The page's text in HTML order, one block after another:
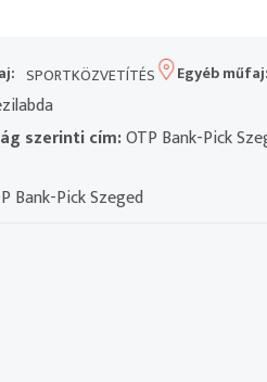
SPORTKÖZVETÍTÉS Egyéb
szerinti cím:OTP Bank-Pick
Bank-Pick Szeged